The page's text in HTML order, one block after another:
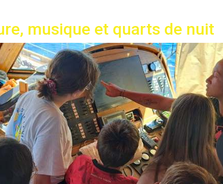
musique et quarts de nuit